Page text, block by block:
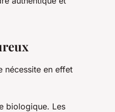
nécessite en effet
biologique. Les